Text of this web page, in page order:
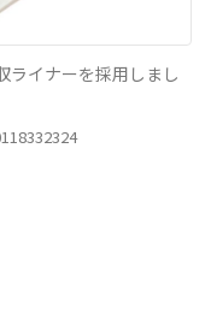
ライナーを採用しまし